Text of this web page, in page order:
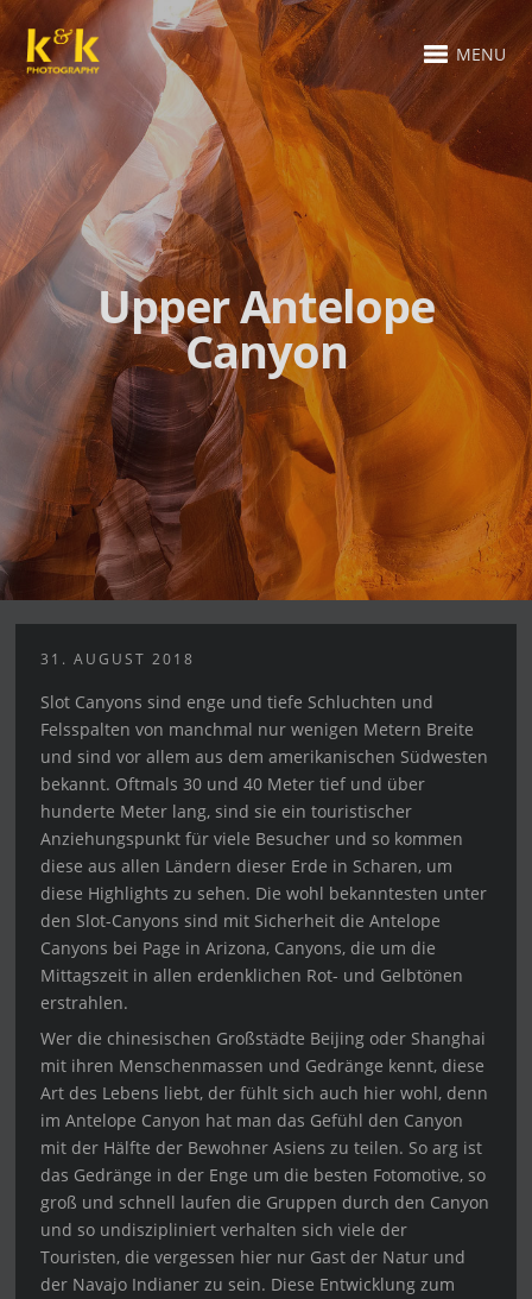
MENU
Upper Antelope
Canyon
31. AUGUST 2018
Slot Canyons sind enge und tiefe Schluchten und
Felsspalten von manchmal nur wenigen Metern Breite
und sind vor allem aus dem amerikanischen Südwesten
bekannt. Oftmals 30 und 40 Meter tief und über
hunderte Meter lang, sind sie ein touristischer
Anziehungspunkt für viele Besucher und so kommen
diese aus allen Ländern dieser Erde in Scharen, um
diese Highlights zu sehen. Die wohl bekanntesten unter
den Slot-Canyons sind mit Sicherheit die Antelope
Canyons bei Page in Arizona, Canyons, die um die
Mittagszeit in allen erdenklichen Rot- und Gelbtönen
erstrahlen.
Wer die chinesischen Großstädte Beijing oder Shanghai
mit ihren Menschenmassen und Gedränge kennt, diese
Art des Lebens liebt, der fühlt sich auch hier wohl, denn
im Antelope Canyon hat man das Gefühl den Canyon
mit der Hälfte der Bewohner Asiens zu teilen. So arg ist
das Gedränge in der Enge um die besten Fotomotive, so
groß und schnell laufen die Gruppen durch den Canyon
und so undiszipliniert verhalten sich viele der
Touristen, die vergessen hier nur Gast der Natur und
der Navajo Indianer zu sein. Diese Entwicklung zum